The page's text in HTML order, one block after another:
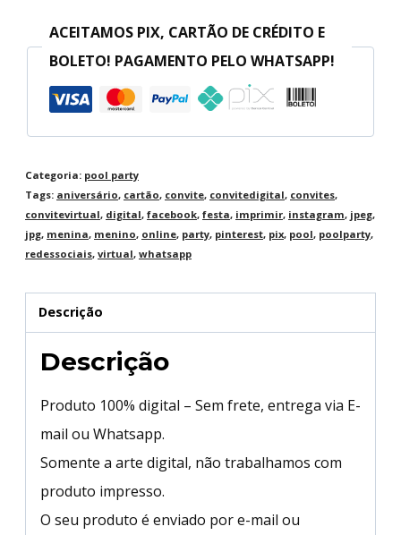
ACEITAMOS PIX, CARTÃO DE CRÉDITO E
BOLETO! PAGAMENTO PELO WHATSAPP!
Categoria: pool party
Tags: aniversário, cartão, convite, convitedigital, convites,
convitevirtual, digital, facebook, festa, imprimir, instagram, jpeg,
jpg, menina, menino, online, party, pinterest, pix, pool, poolparty,
redessociais, virtual, whatsapp
Descrição
Descrição
Produto 100% digital – Sem frete, entrega via E-
mail ou Whatsapp.
Somente a arte digital, não trabalhamos com
produto impresso.
O seu produto é enviado por e-mail ou